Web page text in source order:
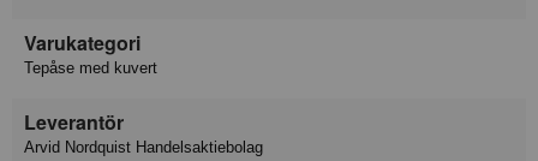
Varukategori
Tepåse med kuvert
Leverantör
Arvid Nordquist Handelsaktiebolag